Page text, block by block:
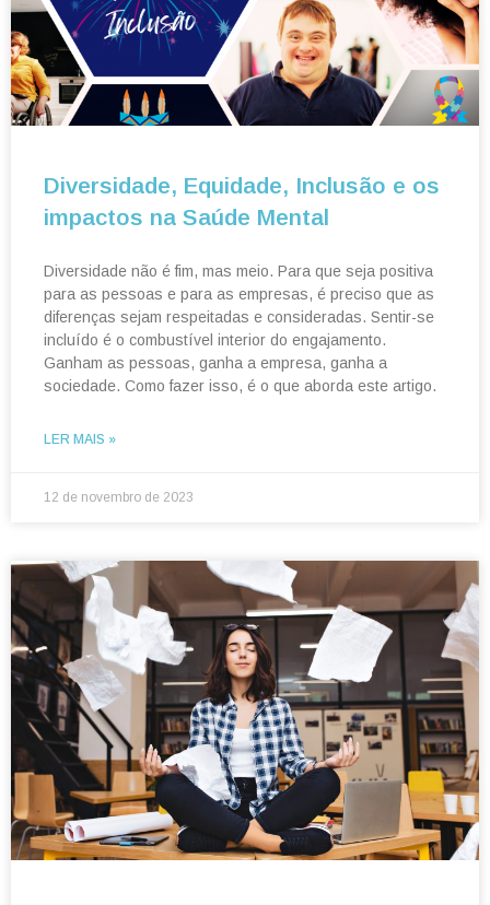
Diversidade, Equidade, Inclusão e os
impactos na Saúde Mental
Diversidade não é fim, mas meio. Para que seja positiva
para as pessoas e para as empresas, é preciso que as
diferenças sejam respeitadas e consideradas. Sentir-se
incluído é o combustível interior do engajamento.
Ganham as pessoas, ganha a empresa, ganha a
sociedade. Como fazer isso, é o que aborda este artigo.
LER MAIS »
12 de novembro de 2023